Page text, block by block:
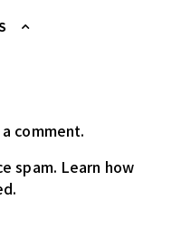
comment.
spam. Learn how